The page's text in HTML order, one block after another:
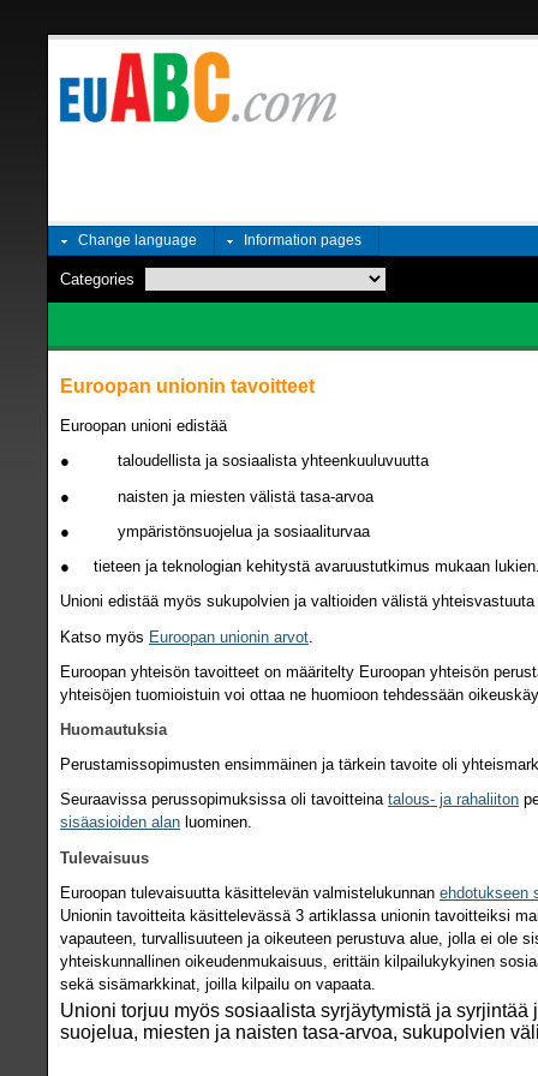
Change language Information pages
Categories
Euroopan unionin tavoitteet
Euroopan unioni edistää
● taloudellista ja sosiaalista yhteenkuuluvuutta
● naisten ja miesten välistä tasa-arvoa
● ympäristönsuojelua ja sosiaaliturvaa
● tieteen ja teknologian kehitystä avaruustutkimus mukaan
Unioni edistää myös sukupolvien ja valtioiden välistä
Katso myös Euroopan unionin arvot
Euroopan yhteisön tavoitteet on määritelty Euroopan yhteisön
yhteisöjen tuomioistuin voi ottaa ne huomioon tehdessään
Huomautuksia
Perustamissopimusten ensimmäinen ja tärkein tavoite oli
Seuraavissa perussopimuksissa oli tavoitteina talous- ja rahaliiton
sisäasioiden alan luominen.
Tulevaisuus
Euroopan tulevaisuutta käsittelevän valmistelukunnan ehdotukseen
Unionin tavoitteita käsittelevässä 3 artiklassa unionin tavoitteiksi
vapauteen, turvallisuuteen ja oikeuteen perustuva alue, jolla ei ole
yhteiskunnallinen oikeudenmukaisuus, erittäin kilpailukykyinen
sekä sisämarkkinat, joilla kilpailu on vapaata.
Unioni torjuu myös sosiaalista syrjäytymistä ja
suojelua, miesten ja naisten tasa-arvoa, sukupolvien